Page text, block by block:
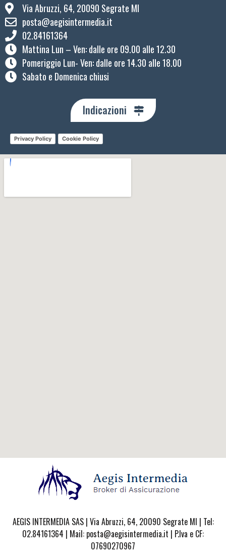
Via Abruzzi, 64, 20090 Segrate MI
posta@aegisintermedia.it
02.84161364
Mattina Lun – Ven: ​dalle ore 09.00 alle 12.30
Pomeriggio Lun- Ven: dalle ore 14.30 alle 18.00
Sabato e Domenica chiusi
Indicazioni
Privacy Policy Cookie Policy
AEGIS INTERMEDIA SAS | Via Abruzzi, 64, 20090 Segrate MI | Tel:
02.84161364 | Mail: posta@aegisintermedia.it | P.Iva e CF:
07690270967